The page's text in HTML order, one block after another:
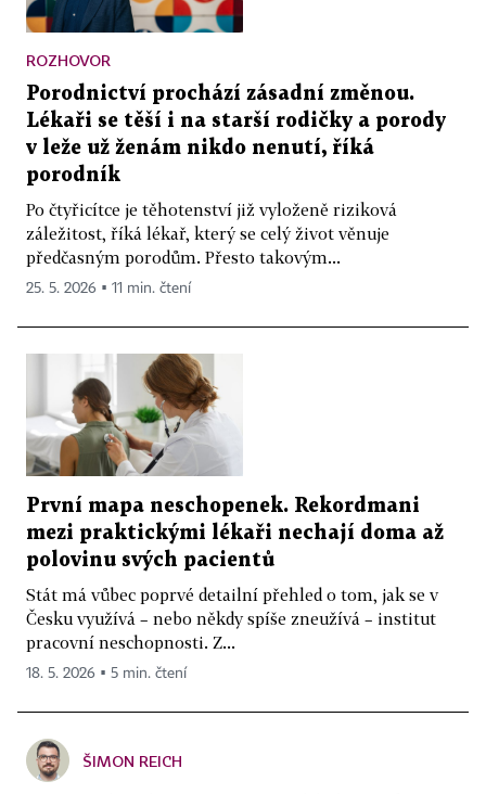
ROZHOVOR
Porodnictví prochází zásadní změnou.
Lékaři se těší i na starší rodičky a porody
v leže už ženám nikdo nenutí, říká
porodník
Po čtyřicítce je těhotenství již vyloženě riziková
záležitost, říká lékař, který se celý život věnuje
předčasným porodům. Přesto takovým...
25. 5. 2026 ▪ 11 min. čtení
První mapa neschopenek. Rekordmani
mezi praktickými lékaři nechají doma až
polovinu svých pacientů
Stát má vůbec poprvé detailní přehled o tom, jak se v
Česku využívá – nebo někdy spíše zneužívá – institut
pracovní neschopnosti. Z...
18. 5. 2026 ▪ 5 min. čtení
ŠIMON REICH